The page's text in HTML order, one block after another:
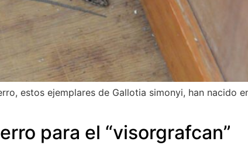
estos ejemplares de Gallotia simonyi, han nacido
para el “visorgrafcan”